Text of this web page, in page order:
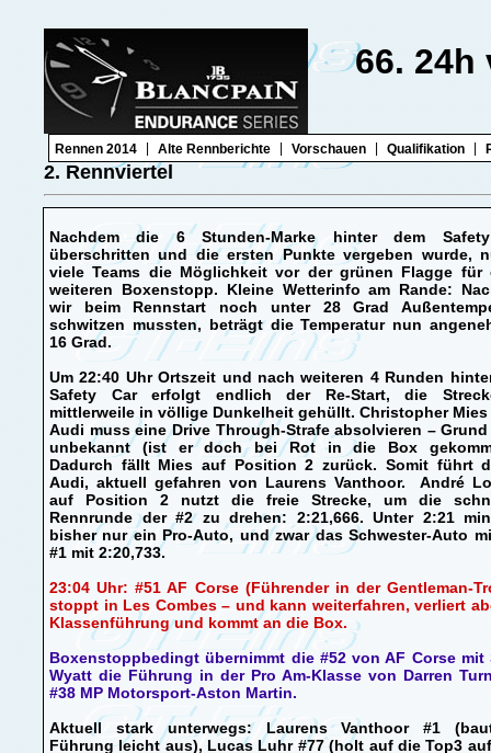
66. 24h
Rennen 2014 Alte Rennberichte Vorschauen Qualifikation
2. Rennviertel
Nachdem die 6 Stunden-Marke hinter dem
überschritten und die ersten Punkte vergeben wurde,
viele Teams die Möglichkeit vor der grünen Flagge für
weiteren Boxenstopp. Kleine Wetterinfo am Rande:
wir beim Rennstart noch unter 28 Grad
schwitzen mussten, beträgt die Temperatur nun
16 Grad.
Um 22:40 Uhr Ortszeit und nach weiteren 4 Runden
Safety Car erfolgt endlich der Re-Start, die
mittlerweile in völlige Dunkelheit gehüllt. Christopher Mies
Audi muss eine Drive Through-Strafe absolvieren –
unbekannt (ist er doch bei Rot in die Box
Dadurch fällt Mies auf Position 2 zurück. Somit führt
Audi, aktuell gefahren von Laurens Vanthoor. André
auf Position 2 nutzt die freie Strecke, um die
Rennrunde der #2 zu drehen: 2:21,666. Unter 2:21
bisher nur ein Pro-Auto, und zwar das Schwester-Auto
#1 mit 2:20,733.
23:04 Uhr: #51 AF Corse (Führender in der Gentleman-
stoppt in Les Combes – und kann weiterfahren, verliert
Klassenführung und kommt an die Box.
Boxenstoppbedingt übernimmt die #52 von AF Corse mit
Wyatt die Führung in der Pro Am-Klasse von Darren
#38 MP Motorsport-Aston Martin.
Aktuell stark unterwegs: Laurens Vanthoor #1
Führung leicht aus), Lucas Luhr #77 (holt auf die Top3